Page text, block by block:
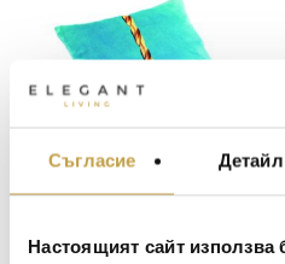
Съгласие
Настоящият сайт използва
Seletti